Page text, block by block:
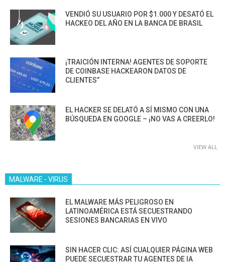
VENDIÓ SU USUARIO POR $1.000 Y DESATÓ EL
HACKEO DEL AÑO EN LA BANCA DE BRASIL
¡TRAICIÓN INTERNA! AGENTES DE SOPORTE
DE COINBASE HACKEARON DATOS DE
CLIENTES”
EL HACKER SE DELATÓ A SÍ MISMO CON UNA
BÚSQUEDA EN GOOGLE – ¡NO VAS A CREERLO!
VIEW ALL
MALWARE - VIRUS
EL MALWARE MÁS PELIGROSO EN
LATINOAMÉRICA ESTÁ SECUESTRANDO
SESIONES BANCARIAS EN VIVO
SIN HACER CLIC: ASÍ CUALQUIER PÁGINA WEB
PUEDE SECUESTRAR TU AGENTES DE IA